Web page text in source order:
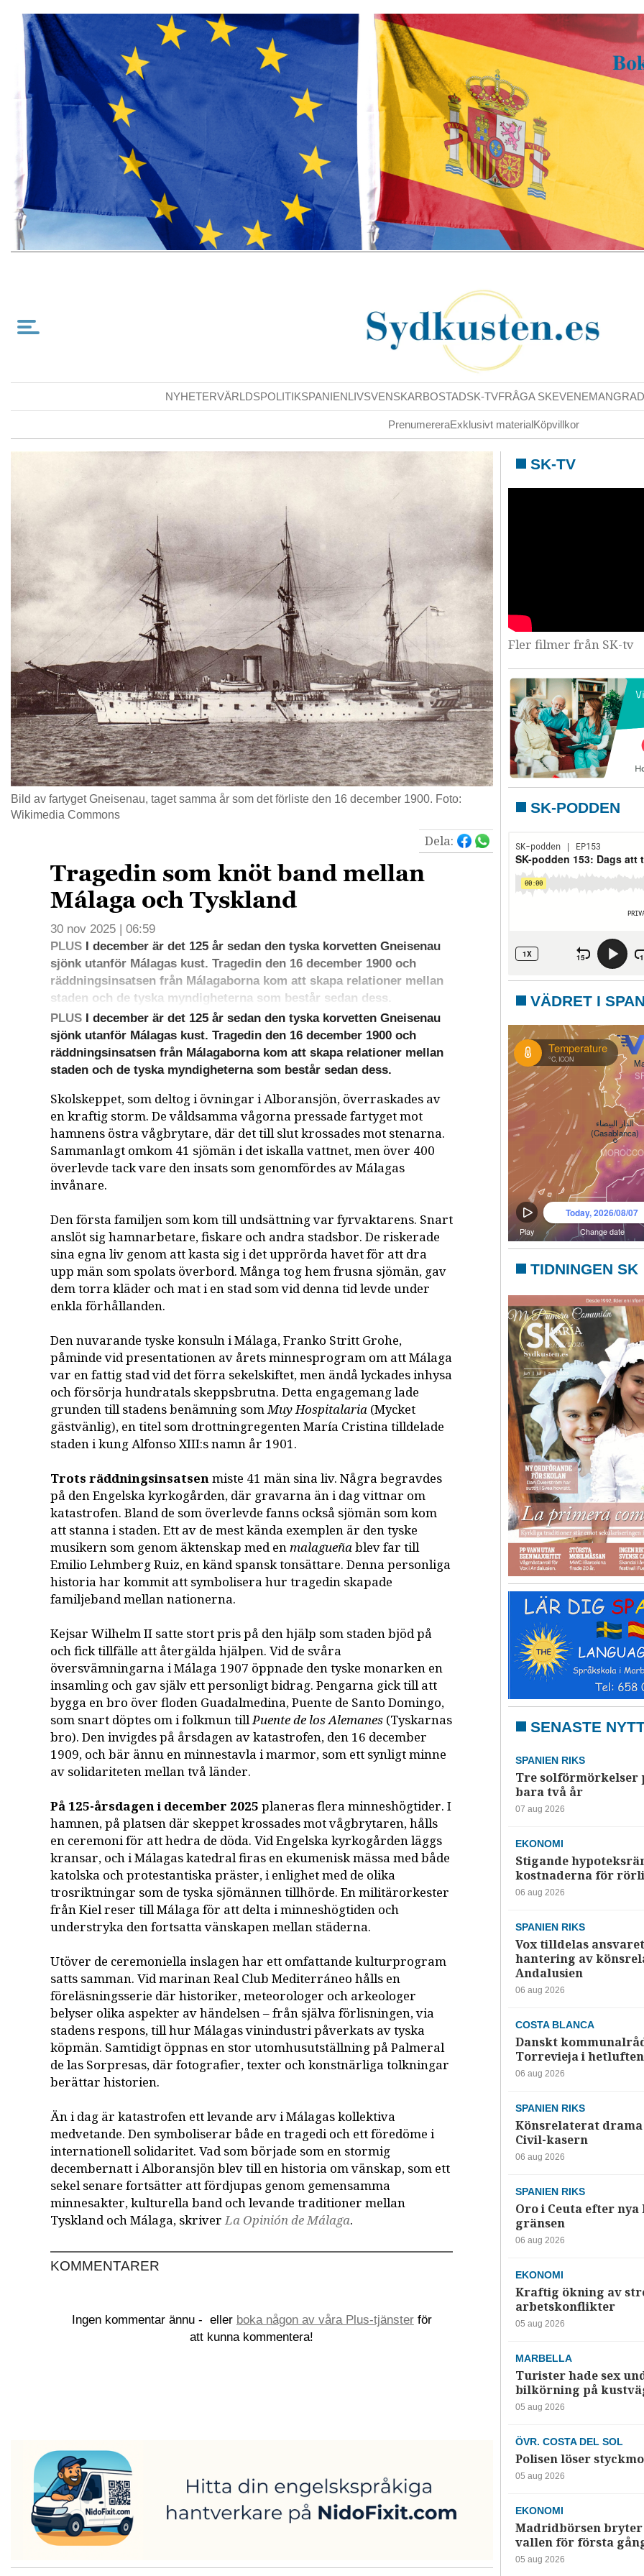
NYHETERVÄRLDSPOLITIKSPANIENLIVSVENSKARBOSTADSK-TVFRÅGA SKEVENEMANG
PrenumereraExklusivt materialKöpvillkor
Bild av fartyget Gneisenau, taget samma år som det förliste den 16 december 1900. Foto:
Wikimedia Commons
Dela:
Tragedin som knöt band mellan
Málaga och Tyskland
30 nov 2025 | 06:59
PLUS I december är det 125 år sedan den tyska korvetten Gneisenau
sjönk utanför Málagas kust. Tragedin den 16 december 1900 och
räddningsinsatsen från Málagaborna kom att skapa relationer mellan
staden och de tyska myndigheterna som består sedan dess.
PLUS I december är det 125 år sedan den tyska korvetten Gneisenau
sjönk utanför Málagas kust. Tragedin den 16 december 1900 och
räddningsinsatsen från Málagaborna kom att skapa relationer mellan
staden och de tyska myndigheterna som består sedan dess.
Skolskeppet, som deltog i övningar i Alboransjön, överraskades av
en kraftig storm. De våldsamma vågorna pressade fartyget mot
hamnens östra vågbrytare, där det till slut krossades mot stenarna.
Sammanlagt omkom 41 sjömän i det iskalla vattnet, men över 400
överlevde tack vare den insats som genomfördes av Málagas
invånare.
Den första familjen som kom till undsättning var fyrvaktarens. Snart
anslöt sig hamnarbetare, fiskare och andra stadsbor. De riskerade
sina egna liv genom att kasta sig i det upprörda havet för att dra
upp män som spolats överbord. Många tog hem frusna sjömän, gav
dem torra kläder och mat i en stad som vid denna tid levde under
enkla förhållanden.
Den nuvarande tyske konsuln i Málaga, Franko Stritt Grohe,
påminde vid presentationen av årets minnesprogram om att Málaga
var en fattig stad vid det förra sekelskiftet, men ändå lyckades inhysa
och försörja hundratals skeppsbrutna. Detta engagemang lade
grunden till stadens benämning somMuy Hospitalaria (Mycket
gästvänlig), en titel som drottningregenten María Cristina tilldelade
staden i kung Alfonso XIII:s namn år 1901.
Trots räddningsinsatsenmiste 41 män sina liv. Några begravdes
på den Engelska kyrkogården, där gravarna än i dag vittnar om
katastrofen. Bland de som överlevde fanns också sjömän som kom
att stanna i staden. Ett av de mest kända exemplen är den tyske
musikern som genom äktenskap med enmalagueñablev far till
Emilio Lehmberg Ruiz, en känd spansk tonsättare. Denna personliga
historia har kommit att symbolisera hur tragedin skapade
familjeband mellan nationerna.
Kejsar Wilhelm II satte stort pris på den hjälp som staden bjöd på
och fick tillfälle att återgälda hjälpen. Vid de svåra
översvämningarna i Málaga 1907 öppnade den tyske monarken en
insamling och gav själv ett personligt bidrag. Pengarna gick till att
bygga en bro över floden Guadalmedina, Puente de Santo Domingo,
som snart döptes om i folkmun tillPuente de los Alemanes (Tyskarnas
bro). Den invigdes på årsdagen av katastrofen, den 16 december
1909, och bär ännu en minnestavla i marmor, som ett synligt minne
av solidariteten mellan två länder.
På 125-årsdagen i december 2025 planeras flera minneshögtider. I
hamnen, på platsen där skeppet krossades mot vågbrytaren, hålls
en ceremoni för att hedra de döda. Vid Engelska kyrkogården läggs
kransar, och i Málagas katedral firas en ekumenisk mässa med både
katolska och protestantiska präster, i enlighet med de olika
trosriktningar som de tyska sjömännen tillhörde. En militärorkester
från Kiel reser till Málaga för att delta i minneshögtiden och
understryka den fortsatta vänskapen mellan städerna.
Utöver de ceremoniella inslagen har ett omfattande kulturprogram
satts samman. Vid marinan Real Club Mediterráneo hålls en
föreläsningsserie där historiker, meteorologer och arkeologer
belyser olika aspekter av händelsen – från själva förlisningen, via
stadens respons, till hur Málagas vinindustri påverkats av tyska
köpmän. Samtidigt öppnas en stor utomhusutställning på Palmeral
de las Sorpresas, där fotografier, texter och konstnärliga tolkningar
berättar historien.
Än i dag är katastrofen ett levande arv i Málagas kollektiva
medvetande. Den symboliserar både en tragedi och ett föredöme i
internationell solidaritet. Vad som började som en stormig
decembernatt i Alboransjön blev till en historia om vänskap, som ett
sekel senare fortsätter att fördjupas genom gemensamma
minnesakter, kulturella band och levande traditioner mellan
Tyskland och Málaga, skriverLa Opinión de Málaga.
KOMMENTARER
Ingen kommentar ännu - eller boka någon av våra Plus-tjänsterför
att kunna kommentera!
SK-TV
Fler filmer från SK-tv
SK-PODDEN
VÄDRET I
TIDNINGEN SK
SENASTE
SPANIEN RIKS
Tre solförmörkelser
bara två år
07 aug 2026
EKONOMI
Stigande
kostnaderna för
06 aug 2026
SPANIEN RIKS
Vox tilldelas
hantering av
Andalusien
06 aug 2026
COSTA BLANCA
Danskt
Torrevieja i hetluften
06 aug 2026
SPANIEN RIKS
Könsrelaterat
Civil-kasern
06 aug 2026
SPANIEN RIKS
Oro i Ceuta efter
gränsen
06 aug 2026
EKONOMI
Kraftig ökning av
arbetskonflikter
05 aug 2026
MARBELLA
Turister hade sex
bilkörning på
05 aug 2026
ÖVR. COSTA DEL SOL
Polisen löser
05 aug 2026
EKONOMI
Madridbörsen bryter
vallen för första
05 aug 2026